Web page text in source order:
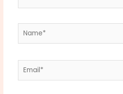
Name*
Email*